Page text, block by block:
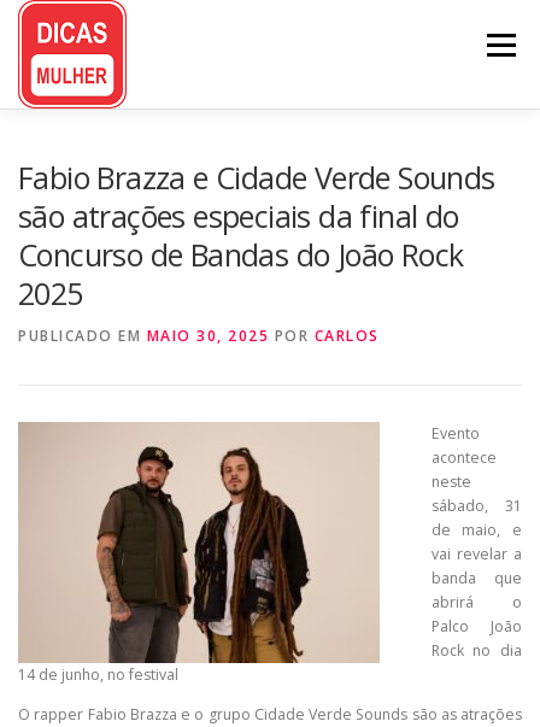
Pular
conteúdo
Menu
Fabio Brazza e Cidade Verde Sounds
são atrações especiais da final do
Concurso de Bandas do João Rock
2025
PUBLICADO EM MAIO 30, 2025 POR CARLOS
Evento
acontece
neste
sábado, 31
de maio, e
vai revelar a
banda que
abrirá o
Palco João
Rock no dia
14 de junho, no festival
O rapper Fabio Brazza e o grupo Cidade Verde Sounds são as atrações